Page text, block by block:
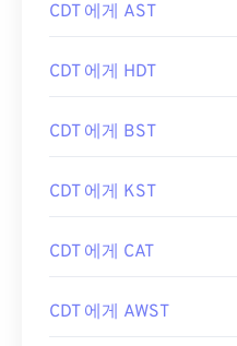
CDT 에게 AST
CDT 에게 HDT
CDT 에게 BST
CDT 에게 KST
CDT 에게 CAT
CDT 에게 AWST